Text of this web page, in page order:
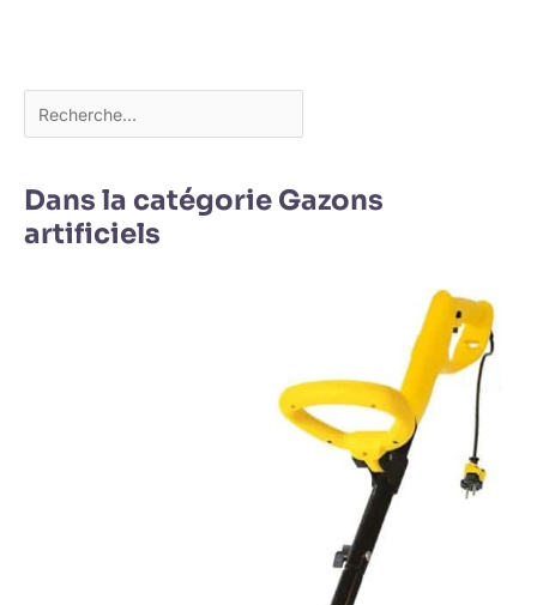
Dans la catégorie Gazons
artificiels